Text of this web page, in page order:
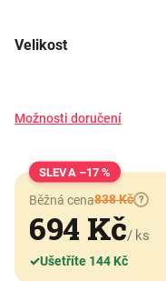
Velikost
Možnosti doručení
–17 %
Běžná cena838 Kč ?
694 Kč/ ks
✓Ušetříte 144 Kč